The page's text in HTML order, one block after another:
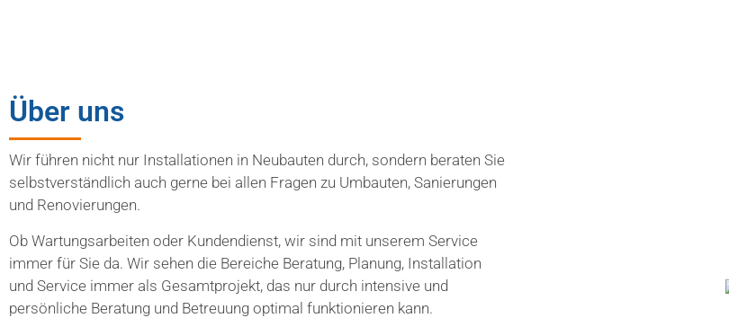
Über uns
Wir führen nicht nur Installationen in Neubauten durch, sondern beraten Sie
selbstverständlich auch gerne bei allen Fragen zu Umbauten, Sanierungen
und Renovierungen.
Ob Wartungsarbeiten oder Kundendienst, wir sind mit unserem Service
immer für Sie da. Wir sehen die Bereiche Beratung, Planung, Installation
und Service immer als Gesamtprojekt, das nur durch intensive und
persönliche Beratung und Betreuung optimal funktionieren kann.